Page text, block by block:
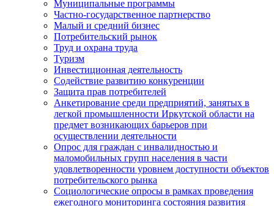
Муниципальные программы
Частно-государственное партнерство
Малый и средний бизнес
Потребительский рынок
Труд и охрана труда
Туризм
Инвестиционная деятельность
Содействие развитию конкуренции
Защита прав потребителей
Анкетирование среди предприятий, занятых в
легкой промышленности Иркутской области на
предмет возникающих барьеров при
осуществлении деятельности
Опрос для граждан с инвалидностью и
маломобильных групп населения в части
удовлетворенности уровнем доступности объектов
потребительского рынка
Социологические опросы в рамках проведения
ежегодного мониторинга состояния развития